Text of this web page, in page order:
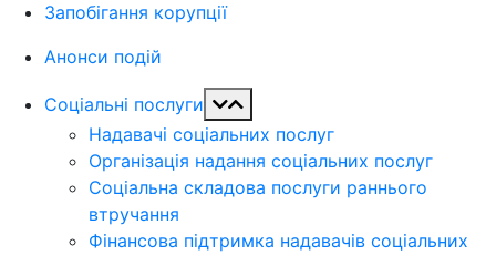
Запобігання корупції
Анонси подій
Соціальні послуги
Надавачі соціальних послуг
Організація надання соціальних послуг
Соціальна складова послуги раннього
втручання
Фінансова підтримка надавачів соціальних